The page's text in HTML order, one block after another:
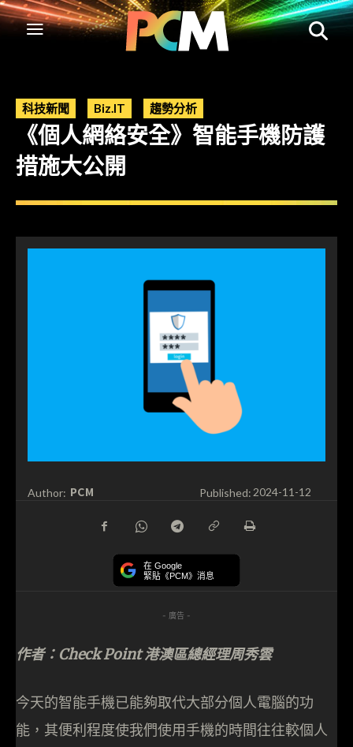
科技新聞 Biz.IT 趨勢分析
《個人網絡安全》智能手機防護
措施大公開
Author: PCM Published:2024-11-12
在 Google
緊貼《PCM》消息
- 廣告 -
作者：Check Point 港澳區總經理周秀雲
今天的智能手機已能夠取代大部分個人電腦的功
能，其便利程度使我們使用手機的時間往往較個人